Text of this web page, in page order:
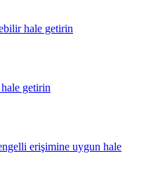
hale getirin
getirin
erişimine uygun hale